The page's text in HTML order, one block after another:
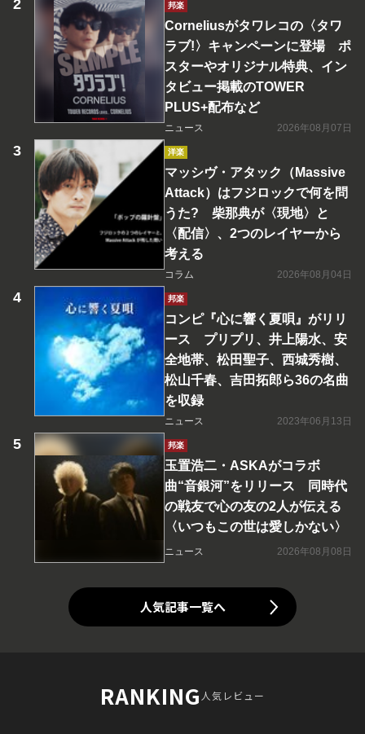
邦楽
Corneliusがタワレコの〈タワ
ラブ!〉キャンペーンに登場 ポ
スターやオリジナル特典、イン
タビュー掲載のTOWER
PLUS+配布など
ニュース 2026年08月07日
洋楽
マッシヴ・アタック（Massive
Attack）はフジロックで何を問
うた? 柴那典が〈現地〉と
〈配信〉、2つのレイヤーから
考える
コラム 2026年08月04日
邦楽
コンピ『心に響く夏唄』がリリ
ース プリプリ、井上陽水、安
全地帯、松田聖子、西城秀樹、
松山千春、吉田拓郎ら36の名曲
を収録
ニュース 2023年06月13日
邦楽
玉置浩二・ASKAがコラボ
曲“音銀河”をリリース 同時代
の戦友で心の友の2人が伝える
〈いつもこの世は愛しかない〉
ニュース 2026年08月08日
人気記事一覧へ
RANKING人気レビュー